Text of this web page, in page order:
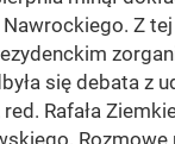
Z
się debata z
Rafała